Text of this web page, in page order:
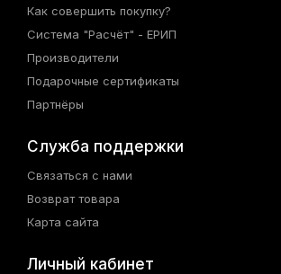
Как совершить покупку?
Система "Расчёт" - ЕРИП
Производители
Подарочные сертификаты
Партнёры
Служба поддержки
Связаться с нами
Возврат товара
Карта сайта
Личный кабинет